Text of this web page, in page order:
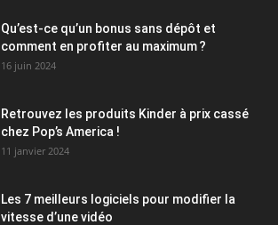
Qu’est-ce qu’un bonus sans dépôt et
comment en profiter au maximum ?
16 juin 2024
Retrouvez les produits Kinder à prix cassé
chez Pop’s America !
11 janvier 2024
Les 7 meilleurs logiciels pour modifier la
vitesse d’une vidéo